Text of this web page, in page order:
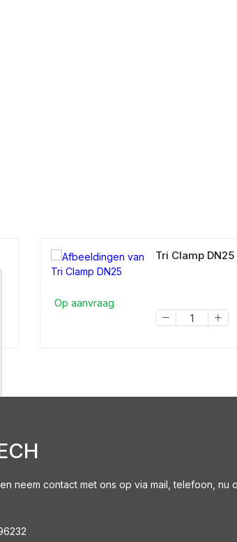
Op aanvraag
Tri Clamp DN25
neem contact met ons op via mail, telefoon, nu